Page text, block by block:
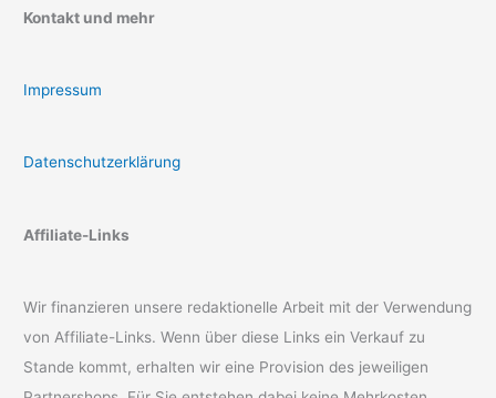
Kontakt und mehr
Impressum
Datenschutzerklärung
Affiliate-Links
Wir finanzieren unsere redaktionelle Arbeit mit der Verwendung
von Affiliate-Links. Wenn über diese Links ein Verkauf zu
Stande kommt, erhalten wir eine Provision des jeweiligen